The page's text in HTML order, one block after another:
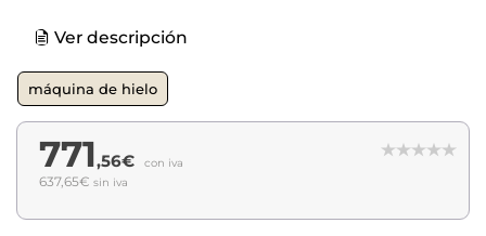
Ver descripción
máquina de hielo
771,56€ con iva
637,65€ sin iva